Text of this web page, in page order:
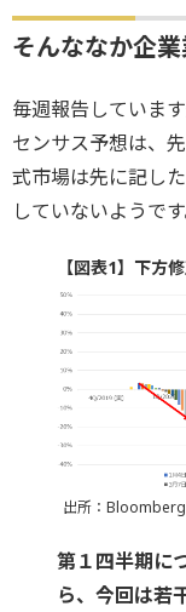
そんななか企
毎週報告していま
センサス予想は、
式市場は先に記し
していないようです
【図表1】下方
出所：
第１四半期に
ら、今回は若